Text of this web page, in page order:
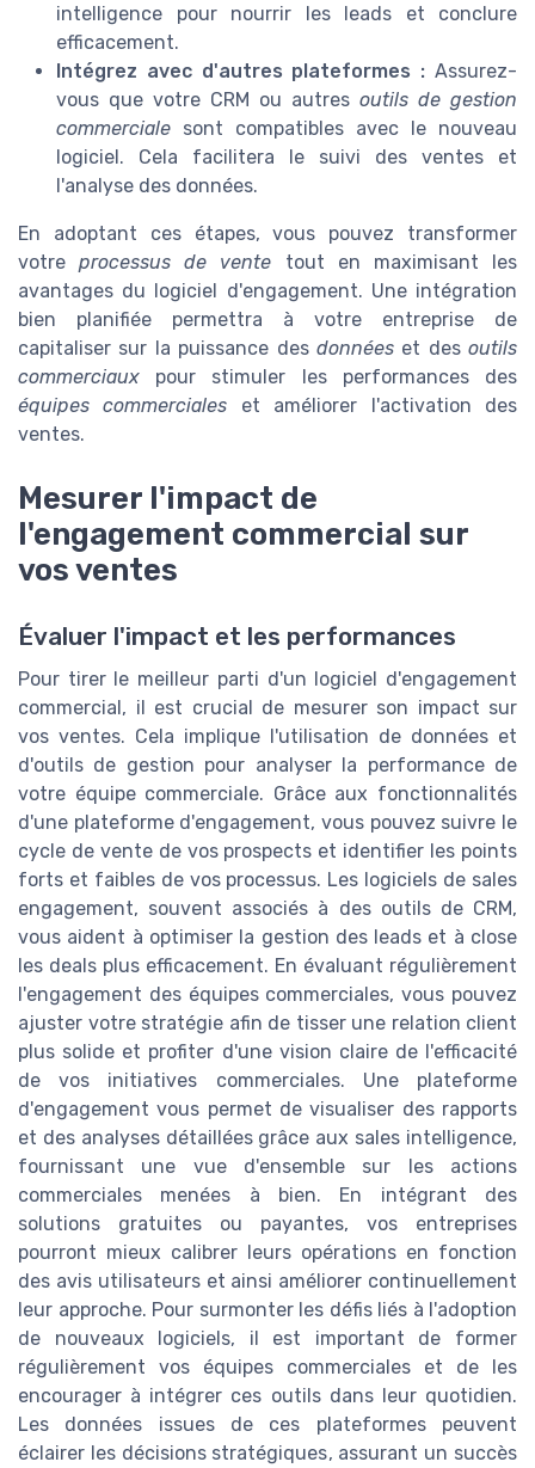
intelligence pour nourrir les leads et conclure
efficacement.
Intégrez avec d'autres plateformes : Assurez-
vous que votre CRM ou autres outils de gestion
commerciale sont compatibles avec le nouveau
logiciel. Cela facilitera le suivi des ventes et
l'analyse des données.
En adoptant ces étapes, vous pouvez transformer
votreprocessus de vente tout en maximisant les
avantages du logiciel d'engagement. Une intégration
bien planifiée permettra à votre entreprise de
capitaliser sur la puissance des donnéeset des outils
commerciaux pour stimuler les performances des
équipes commerciales et améliorer l'activation des
ventes.
Mesurer l'impact de
l'engagement commercial sur
vos ventes
Évaluer l'impact et les performances
Pour tirer le meilleur parti d'un logiciel d'engagement
commercial, il est crucial de mesurer son impact sur
vos ventes. Cela implique l'utilisation de données et
d'outils de gestion pour analyser la performance de
votre équipe commerciale. Grâce aux fonctionnalités
d'une plateforme d'engagement, vous pouvez suivre le
cycle de vente de vos prospects et identifier les points
forts et faibles de vos processus. Les logiciels de sales
engagement, souvent associés à des outils de CRM,
vous aident à optimiser la gestion des leads et à close
les deals plus efficacement. En évaluant régulièrement
l'engagement des équipes commerciales, vous pouvez
ajuster votre stratégie afin de tisser une relation client
plus solide et profiter d'une vision claire de l'efficacité
de vos initiatives commerciales. Une plateforme
d'engagement vous permet de visualiser des rapports
et des analyses détaillées grâce aux sales intelligence,
fournissant une vue d'ensemble sur les actions
commerciales menées à bien. En intégrant des
solutions gratuites ou payantes, vos entreprises
pourront mieux calibrer leurs opérations en fonction
des avis utilisateurs et ainsi améliorer continuellement
leur approche. Pour surmonter les défis liés à l'adoption
de nouveaux logiciels, il est important de former
régulièrement vos équipes commerciales et de les
encourager à intégrer ces outils dans leur quotidien.
Les données issues de ces plateformes peuvent
éclairer les décisions stratégiques, assurant un succès